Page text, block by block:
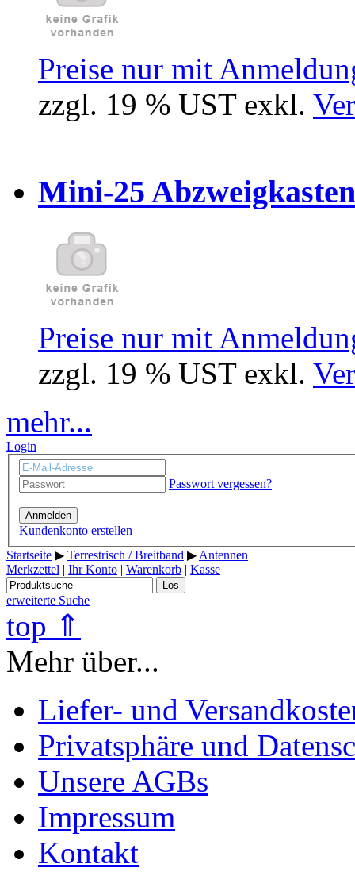
Preise nur mit
zzgl. 19 % UST exkl.
Mini-25
Preise nur mit
zzgl. 19 % UST exkl.
mehr...
Login
Passwort vergessen?
Anmelden
Kundenkonto erstellen
Startseite ▶ Terrestrisch / Breitband ▶Antennen
Merkzettel
Ihr Konto Warenkorb Kasse
Los
erweiterte Suche
top ⇑
Mehr über...
Liefer- und
Privatsphäre und
Unsere AGBs
Impressum
Kontakt